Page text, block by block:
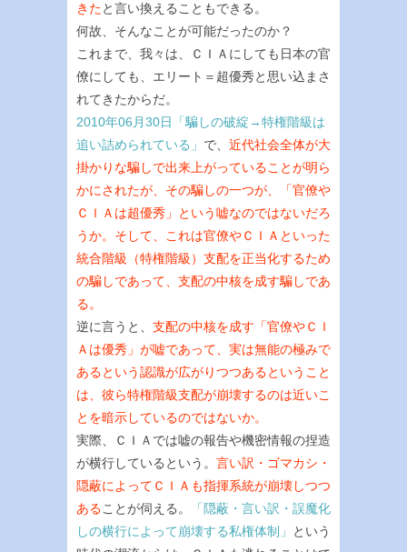
きたと言い換えることもできる。
何故、そんなことが可能だったのか？
これまで、我々は、ＣＩＡにしても日本の官
僚にしても、エリート＝超優秀と思い込まさ
れてきたからだ。
2010年06月30日「騙しの破綻→特権階級は
追い詰められている」 で、 近代社会全体が大
掛かりな騙しで出来上がっていることが明ら
かにされたが、その騙しの一つが、「官僚や
ＣＩＡは超優秀」という嘘なのではないだろ
うか。そして、これは官僚やＣＩＡといった
統合階級（特権階級）支配を正当化するため
の騙しであって、支配の中核を成す騙しであ
る。
逆に言うと、 支配の中核を成す「官僚やＣＩ
Ａは優秀」が嘘であって、実は無能の極みで
あるという認識が広がりつつあるということ
は、彼ら特権階級支配が崩壊するのは近いこ
とを暗示しているのではないか。
実際、ＣＩＡでは嘘の報告や機密情報の捏造
が横行しているという。 言い訳・ゴマカシ・
隠蔽によってＣＩＡも指揮系統が崩壊しつつ
あることが伺える。
「隠蔽・言い訳・誤魔化
しの横行によって崩壊する私権体制」
という